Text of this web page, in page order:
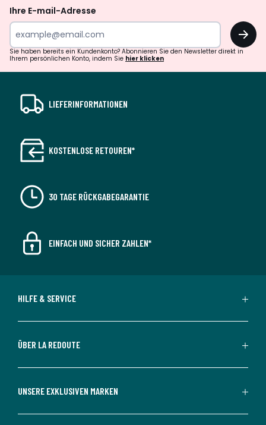
Ihre E-mail-Adresse
OK
Sie haben bereits ein Kundenkonto? Abonnieren Sie den Newsletter direkt in
Ihrem persönlichen Konto, indem Sie hier klicken
LIEFERINFORMATIONEN
KOSTENLOSE RETOUREN*
30 TAGE RÜCKGABEGARANTIE
EINFACH UND SICHER ZAHLEN*
HILFE & SERVICE
ÜBER LA REDOUTE
UNSERE EXKLUSIVEN MARKEN